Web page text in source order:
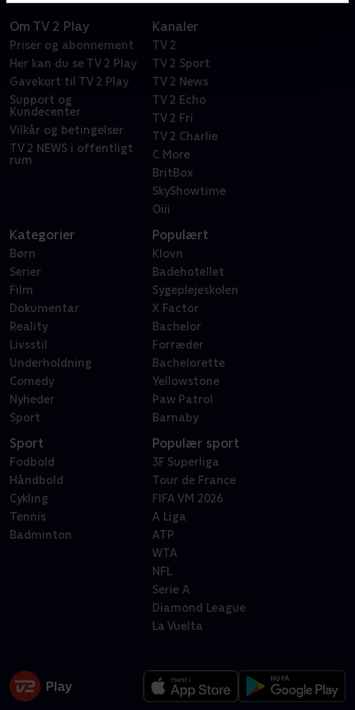
Om TV 2 Play
Priser og abonnement
Her kan du se TV 2 Play
Gavekort til TV 2 Play
Support og
Kundecenter
Vilkår og betingelser
TV 2 NEWS i offentligt
rum
Kanaler
TV 2
TV 2 Sport
TV 2 News
TV 2 Echo
TV 2 Fri
TV 2 Charlie
C More
BritBox
SkyShowtime
Oiii
Kategorier
Børn
Serier
Film
Dokumentar
Reality
Livsstil
Underholdning
Comedy
Nyheder
Sport
Populært
Klovn
Badehotellet
Sygeplejeskolen
X Factor
Bachelor
Forræder
Bachelorette
Yellowstone
Paw Patrol
Barnaby
Sport
Fodbold
Håndbold
Cykling
Tennis
Badminton
Populær sport
3F Superliga
Tour de France
FIFA VM 2026
A Liga
ATP
WTA
NFL
Serie A
Diamond League
La Vuelta